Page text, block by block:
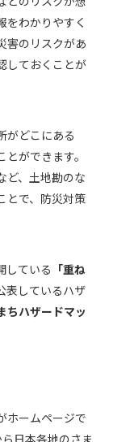
をわかりやすく
害のリスクがあ
しておくことが
がどこにある
ができます。
ど、土地勘のな
とで、防災対策
している 「重ね
表しているハザ
ちハザードマッ
ホームページで
日本各地のさま